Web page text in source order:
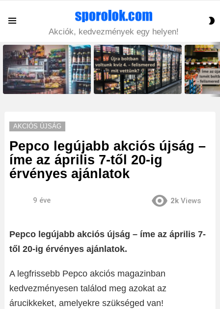
Akciók, kedvezmények egy helyen!
LATEST
STORIES
AKCIÓS ÚJSÁG
Pepco legújabb akciós újság –
íme az április 7-től 20-ig
érvényes ajánlatok
9 éve 2k Views
Pepco legújabb akciós újság – íme az április 7-
től 20-ig érvényes ajánlatok.
A legfrissebb Pepco akciós magazinban
kedvezményesen találod meg azokat az
árucikkeket, amelyekre szükséged van!